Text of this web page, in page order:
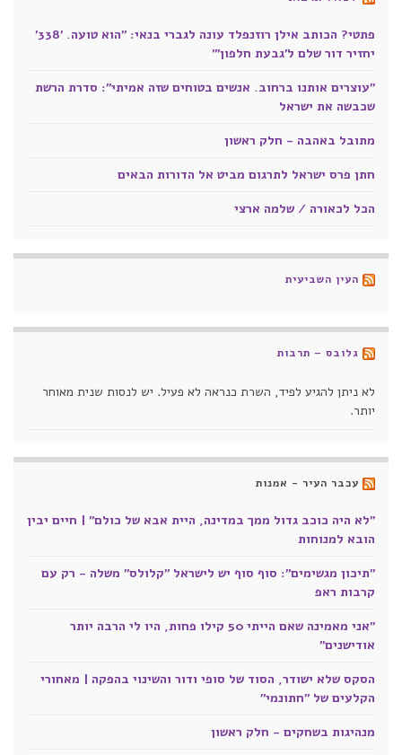
פתטי? הכותב אילן רוזנפלד עונה לגברי בנאי: "הוא טועה. '338'
יחזיר דור שלם ל'גבעת חלפון'"
"עוצרים אותנו ברחוב. אנשים בטוחים שזה אמיתי": סדרת הרשת
שכבשה את ישראל
מתובל באהבה - חלק ראשון
חתן פרס ישראל לתרגום מביט אל הדורות הבאים
הכל לכאורה / שלמה ארצי
העין השביעית
גלובס – תרבות
לא ניתן להגיע לפיד, השרת כנראה לא פעיל. יש לנסות שנית מאוחר
יותר.
עכבר העיר - אמנות
"לא היה כוכב גדול ממך במדינה, היית אבא של כולם" | חיים יבין
הובא למנוחות
"תיכון מגשימים": סוף סוף יש לישראל "קלולס" משלה - רק עם
קרבות ראפ
"אני מאמינה שאם הייתי 50 קילו פחות, היו לי הרבה יותר
אודישנים"
הסקס שלא ישודר, הסוד של סופי ודור והשינוי בהפקה | מאחורי
הקלעים של "חתונמי"
מנהיגות בשחקים - חלק ראשון